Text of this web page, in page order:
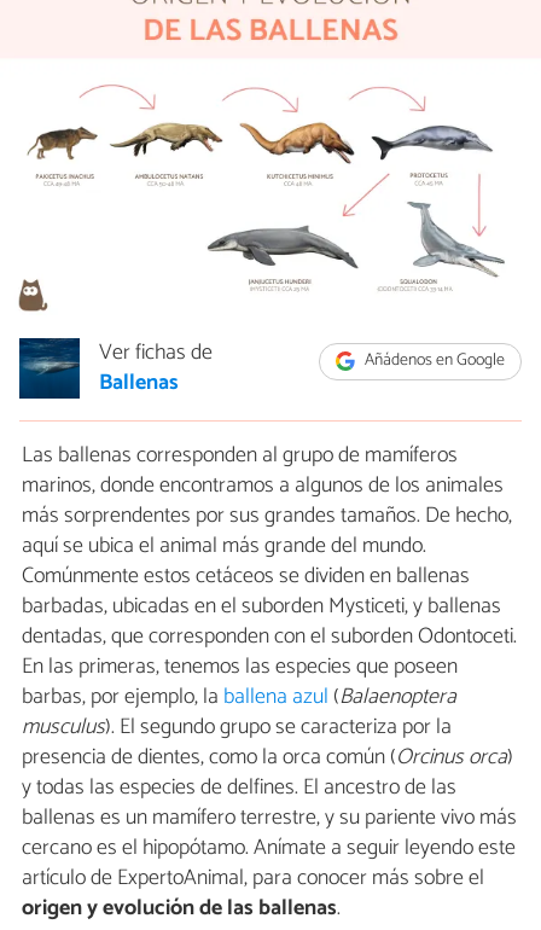
Añádenos en Google
Ver fichas de
Ballenas
Las ballenas corresponden al grupo de mamíferos
marinos, donde encontramos a algunos de los animales
más sorprendentes por sus grandes tamaños. De hecho,
aquí se ubica el animal más grande del mundo.
Comúnmente estos cetáceos se dividen en ballenas
barbadas, ubicadas en el suborden Mysticeti, y ballenas
dentadas, que corresponden con el suborden Odontoceti.
En las primeras, tenemos las especies que poseen
barbas, por ejemplo, la ballena azul (Balaenoptera
musculus). El segundo grupo se caracteriza por la
presencia de dientes, como la orca común (Orcinus orca)
y todas las especies de delfines. El ancestro de las
ballenas es un mamífero terrestre, y su pariente vivo más
cercano es el hipopótamo. Anímate a seguir leyendo este
artículo de ExpertoAnimal, para conocer más sobre el
origen y evolución de las ballenas.